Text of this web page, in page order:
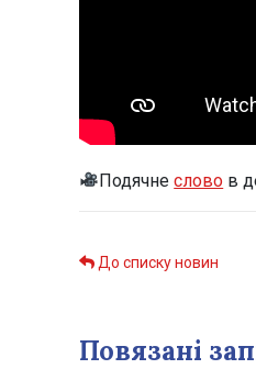
Подячнеслово в
До списку новин
Повязані